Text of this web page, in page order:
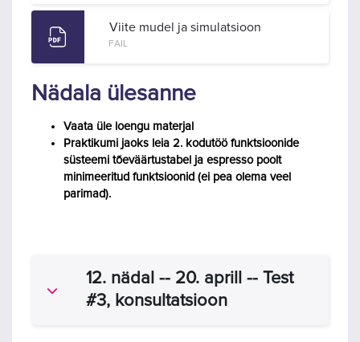
Viite mudel ja simulatsioon
FAIL
Nädala ülesanne
Vaata üle loengu materjal
Praktikumi jaoks leia 2. kodutöö funktsioonide
süsteemi tõeväärtustabel ja espresso poolt
minimeeritud funktsioonid (ei pea olema veel
parimad).
Ahenda
12. nädal -- 20. aprill -- Test
#3, konsultatsioon